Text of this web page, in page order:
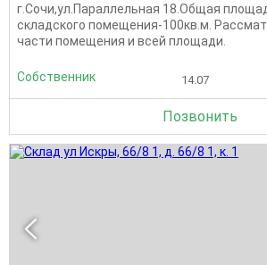
г.Сочи,ул.Параллельная 18.Общая
складского помещения-100кв.м.
части помещения и всей площади.
Собственник 14.07
Позвонить